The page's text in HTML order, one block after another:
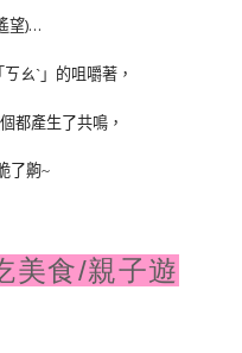
望)…
ㄠˋ」的咀嚼著，
都產生了共鳴，
了齁~
美食/親子遊